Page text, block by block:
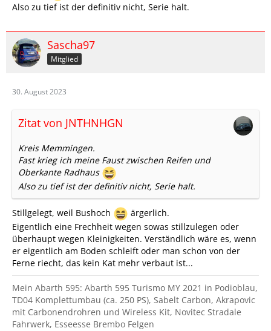
Also zu tief ist der definitiv nicht, Serie halt.
Sascha97
Mitglied
30. August 2023
Zitat von JNTHNHGN
Kreis Memmingen.
Fast krieg ich meine Faust zwischen Reifen und
Oberkante Radhaus
Also zu tief ist der definitiv nicht, Serie halt.
Stillgelegt, weil Bushoch
ärgerlich.
Eigentlich eine Frechheit wegen sowas stillzulegen oder
überhaupt wegen Kleinigkeiten. Verständlich wäre es, wenn
er eigentlich am Boden schleift oder man schon von der
Ferne riecht, das kein Kat mehr verbaut ist...
Mein Abarth 595: Abarth 595 Turismo MY 2021 in Podioblau,
TD04 Komplettumbau (ca. 250 PS), Sabelt Carbon, Akrapovic
mit Carbonendrohren und Wireless Kit, Novitec Stradale
Fahrwerk, Esseesse Brembo Felgen